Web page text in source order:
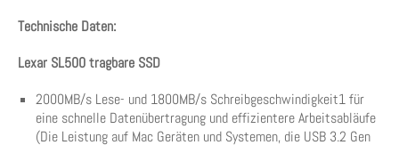
Technische Daten:
Lexar SL500 tragbare SSD
2000MB/s Lese- und 1800MB/s Schreibgeschwindigkeit1 für
eine schnelle Datenübertragung und effizientere Arbeitsabläufe
(Die Leistung auf Mac Geräten und Systemen, die USB 3.2 Gen